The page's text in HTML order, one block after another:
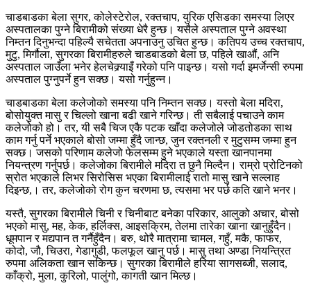
चाडबाडका बेला सुगर, कोलेस्टेरोल, रक्तचाप, युरिक एसिडका समस्या लिएर
अस्पतालका पुग्ने बिरामीको संख्या धेरै हुन्छ। यसैले अस्पताल पुग्ने अवस्था
निम्तन दिनुभन्दा पहिल्यै सचेतता अपनाउनु उचित हुन्छ। कतिपय उच्च रक्तचाप,
मुटु, मिर्गौला, सुगरका बिरामीहरुले चाडबाडको बेला छ, पहिले खाऔं, अनि
अस्पताल जाउँला भनेर हेलचेक्र्याइँ गरेको पनि पाइन्छ। यसो गर्दा इमर्जेन्सी रुपमा
अस्पताल पुग्नुपर्ने हुन सक्छ। यसो गर्नुहुन्न।
चाडबाडका बेला कलेजोको समस्या पनि निम्तन सक्छ। यस्तो बेला मदिरा,
बोसोयुक्त मासु र चिल्लो खाना बढी खाने गरिन्छ। ती सबैलाई पचाउने काम
कलेजोको हो। तर, यी सबै चिज एकै पटक खाँदा कलेजोले जोडतोडका साथ
काम गर्नु पर्ने भएकाले बोसो जम्मा हुँदै जान्छ, जुन रक्तनली र मुटुसम्म जम्मा हुन
सक्छ। जसको परिणाम कलेजो फेलसम्म हुने भएकाले यस्ता खानपानमा
नियन्त्रण गर्नुपर्छ। कलेजोका बिरामीले मदिरा त छुनै मिल्दैन। राम्रो प्रोटिनको
स्रोत भएकाले लिभर सिरोसिस भएका बिरामीलाई रातो मासु खाने सल्लाह
दिइन्छ,। तर, कलेजोको रोग कुन चरणमा छ, त्यसमा भर पर्छ कति खाने भनर।
यस्तै, सुगरका बिरामीले चिनी र चिनीबाट बनेका परिकार, आलुको अचार, बोसो
भएको मासु, मह, केक, हर्लिक्स, आइसक्रिम, तेलमा तारेका खाना खानुहुँदैन।
धूमपान र मद्यपान त गर्नैहुँदैन। बरु, थोरै मात्रामा चामल, गहुँ, मकै, फाफर,
कोदो, जौ, चिउरा, गेडागुडी, फलफूल खानु पर्छ। मासु तथा अण्डा नियन्त्रित
रुपमा अलिकता खान सकिन्छ। सुगरका बिरामीले हरिया सागसब्जी, सलाद,
काँक्रो, मुला, कुरिलो, पालुंगो, कागती खान मिल्छ।